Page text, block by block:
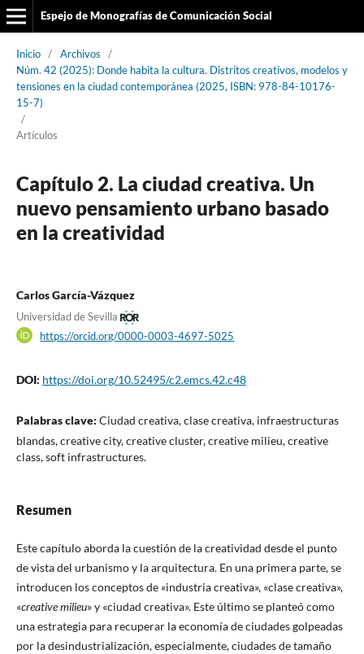
Espejo de Monografías de Comunicación Social
Inicio / Archivos
/
Núm. 42 (2025): Donde habita la cultura. Distritos creativos, modelos y
tensiones en la ciudad contemporánea (2025, ISBN: 978-84-10176-
15-7)
/
Artículos
Capítulo 2. La ciudad creativa. Un
nuevo pensamiento urbano basado
en la creatividad
Carlos García-Vázquez
Universidad de Sevilla
https://orcid.org/0000-0003-4697-5025
DOI: https://doi.org/10.52495/c2.emcs.42.c48
Palabras clave: Ciudad creativa, clase creativa, infraestructuras
blandas, creative city, creative cluster, creative milieu, creative
class, soft infrastructures.
Resumen
Este capítulo aborda la cuestión de la creatividad desde el punto
de vista del urbanismo y la arquitectura. En una primera parte, se
introducen los conceptos de «industria creativa», «clase creativa»,
«creative milieu» y «ciudad creativa». Este último se planteó como
una estrategia para recuperar la economía de ciudades golpeadas
por la desindustrialización, especialmente, ciudades de tamaño